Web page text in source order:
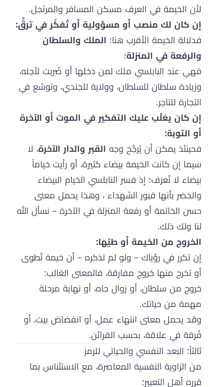
لأن الخيمة في العرف مسكن المسافر والمرتَحِل.
إن كان لك منصب أو مسؤولية أو تُفكّر في ترقٍّ:
فدلالة الخيمة الأقرب هنا: الملك والسلطان
والرفعة في المنزلة؛
فهي عند النابلسي ملك لمن دخلها أو ضُربت لأجله،
وزيادة سلطان للسلطان، وولاية للجندي، وتوسّع في
التجارة للتاجر.
إن كان يغلُب عليك التفكير في الموت أو الآخرة
أو التوبة:
فحينئذ يمكن أن يُرجَّح وجه القبر والدار الآخرة، لا
سيما إن كانت الخيمة بيضاء كثيرة، أو رأيت خياماً
بيضاء لا تُعرَف؛ إذ فسر النابلسي الخيام البيضاء
والخضر بأنها قبور الشهداء ، وهذا يحمل معنى
حسن الخاتمة أو رفعة المنزلة في الآخرة – نسأل الله
لنا ولك ذلك.
الخروج من الخيمة أو طيّها:
إن تكرر في رؤياك – ولو لم تذكره – أن خيمة تُطوى
أو تخرج منها خروج مفارقة، فالمعنى الغالب:
خروج من سلطان، أو زوال جاه، أو نهاية مرحلة
مهمة من حياتك.
وقد يحمل معنى انتهاء عمل، أو انفضاض بيت، أو
فُرقة في علاقة، بحسب القرائن.
ثالثاً: البعد النفسي والحياتي للرمز
من الزاوية النفسية المعاصرة، مع الاستئناس بما
قرره أهل التعبير: